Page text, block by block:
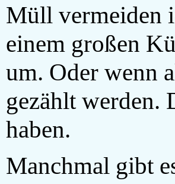
Müll vermeiden
einem großen
um. Oder wenn
gezählt werden.
haben.
Manchmal gibt